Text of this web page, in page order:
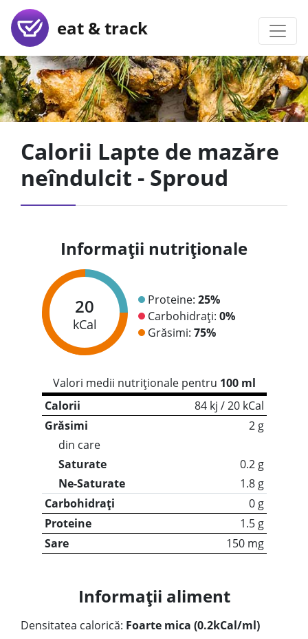
eat & track
Calorii Lapte de mazăre
neîndulcit - Sproud
Informații nutriționale
20
kCal
Proteine: 25%
Carbohidrați: 0%
Grăsimi: 75%
Valori medii nutriționale pentru 100 ml
Calorii
84 kj / 20 kCal
Grăsimi
2 g
din care
Saturate
0.2 g
Ne-Saturate
1.8 g
Carbohidrați
0 g
Proteine
1.5 g
Sare
150 mg
Informații aliment
Densitatea calorică: Foarte mica (0.2kCal/ml)